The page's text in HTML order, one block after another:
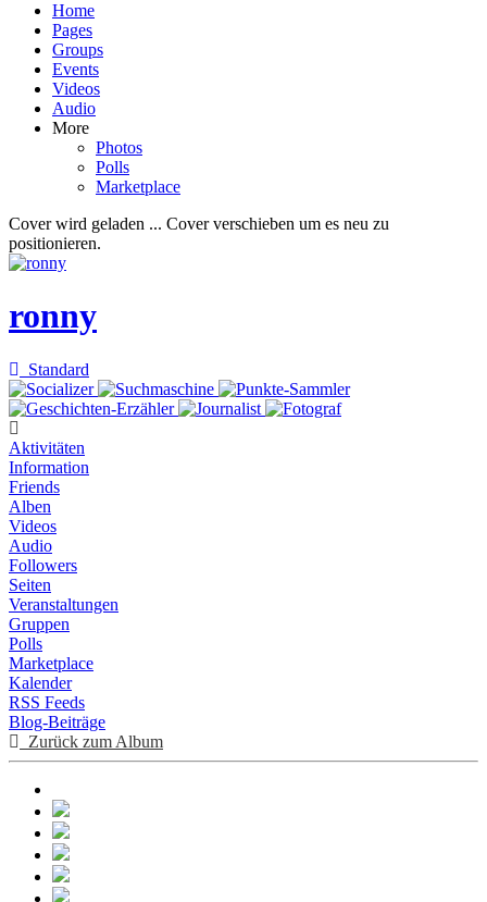
Home
Pages
Groups
Events
Videos
Audio
More
Photos
Polls
Marketplace
Cover wird geladen ... Cover verschieben um es neu zu
positionieren.
ronny
Standard
Aktivitäten
Information
Friends
Alben
Videos
Audio
Followers
Seiten
Veranstaltungen
Gruppen
Polls
Marketplace
Kalender
RSS Feeds
Blog-Beiträge
Zurück zum Album